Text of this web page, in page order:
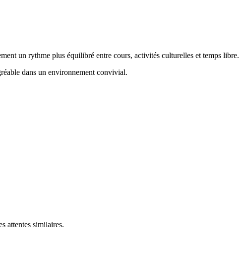
un rythme plus équilibré entre cours, activités culturelles et temps libre.
dans un environnement convivial.
attentes similaires.